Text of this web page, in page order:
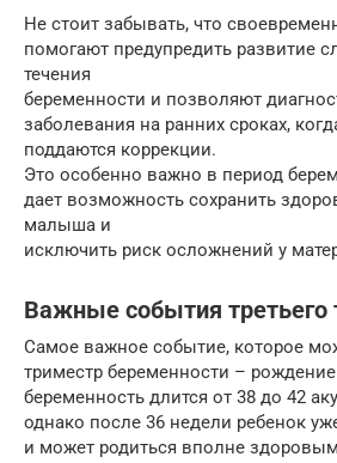
Не стоит забывать, что
помогают предупредить развитие
течения
беременности и позволяют
заболевания на ранних сроках,
поддаются коррекции.
Это особенно важно в период
дает возможность сохранить
малыша и
исключить риск осложнений у
Важные события третьего
Самое важное событие, которое
триместр беременности –
беременность длится от 38 до 42
однако после 36 недели ребенок
и может родиться вполне здоровым